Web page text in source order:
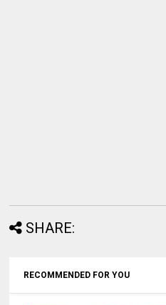
SHARE:
RECOMMENDED FOR YOU